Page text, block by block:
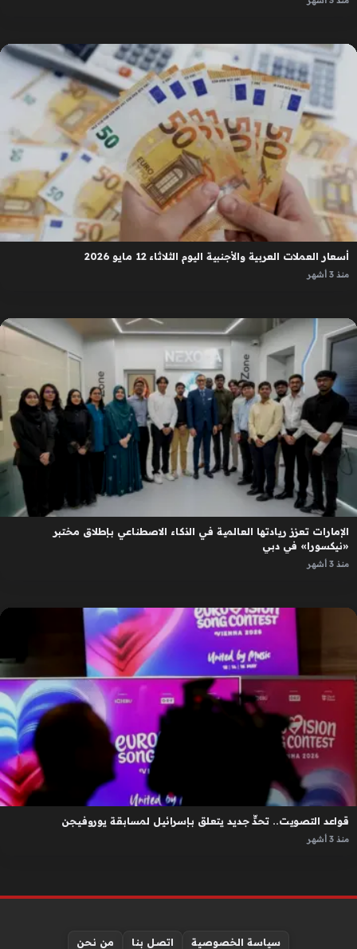
أسعار العملات العربية والأجنبية اليوم الثلاثاء 12 مايو 2026
منذ 3 أشهر
الإمارات تعزز ريادتها العالمية في الذكاء الاصطناعي بإطلاق مختبر
«نيكسورا» في دبي
منذ 3 أشهر
قواعد التصويت.. تحدٍّ جديد يتعلق بإسرائيل لمسابقة يوروفيجن
منذ 3 أشهر
سياسة الخصوصية اتصل بنا من نحن